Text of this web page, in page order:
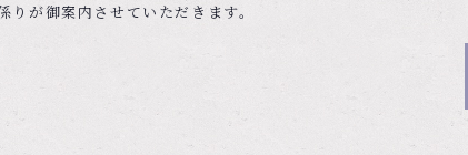
りが御案内させていただきます。